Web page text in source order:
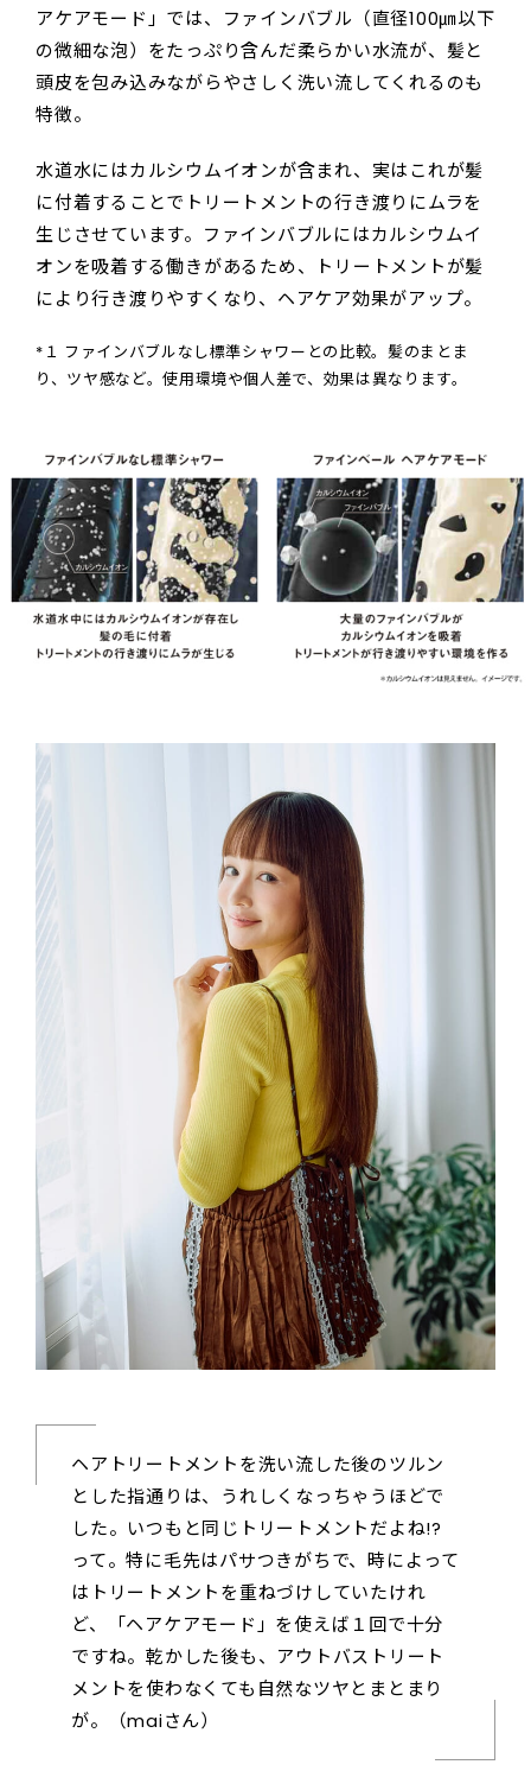
アケアモード」では、ファインバブル（直径100㎛以下
の微細な泡）をたっぷり含んだ柔らかい水流が、髪と
頭皮を包み込みながらやさしく洗い流してくれるのも
特徴。
水道水にはカルシウムイオンが含まれ、実はこれが髪
に付着することでトリートメントの行き渡りにムラを
生じさせています。ファインバブルにはカルシウムイ
オンを吸着する働きがあるため、トリートメントが髪
により行き渡りやすくなり、ヘアケア効果がアップ。
*１ ファインバブルなし標準シャワーとの比較。髪のまとま
り、ツヤ感など。使用環境や個人差で、効果は異なります。
ヘアトリートメントを洗い流した後のツルン
とした指通りは、うれしくなっちゃうほどで
した。いつもと同じトリートメントだよね!?
って。特に毛先はパサつきがちで、時によって
はトリートメントを重ねづけしていたけれ
ど、「ヘアケアモード」を使えば１回で十分
ですね。乾かした後も、アウトバストリート
メントを使わなくても自然なツヤとまとまり
が。（maiさん）